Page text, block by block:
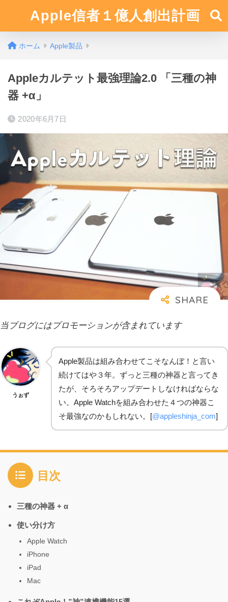
Apple信者１億人創出計画
ホーム Apple製品
Appleカルテット最強理論2.0 「三種の神
器 +α」
2020年6月7日
当ブログにはプロモーションが含まれています
うぉず
Apple製品は組み合わせてこそなんぼ！と言い
続けてはや３年。ずっと三種の神器と言ってき
たが、そろそろアップデートしなければならな
い。Apple Watchを組み合わせた４つの神器こ
そ最強なのかもしれない。[@appleshinja_com]
目次
三種の神器 + α
使い分け方
Apple Watch
iPhone
iPad
Mac